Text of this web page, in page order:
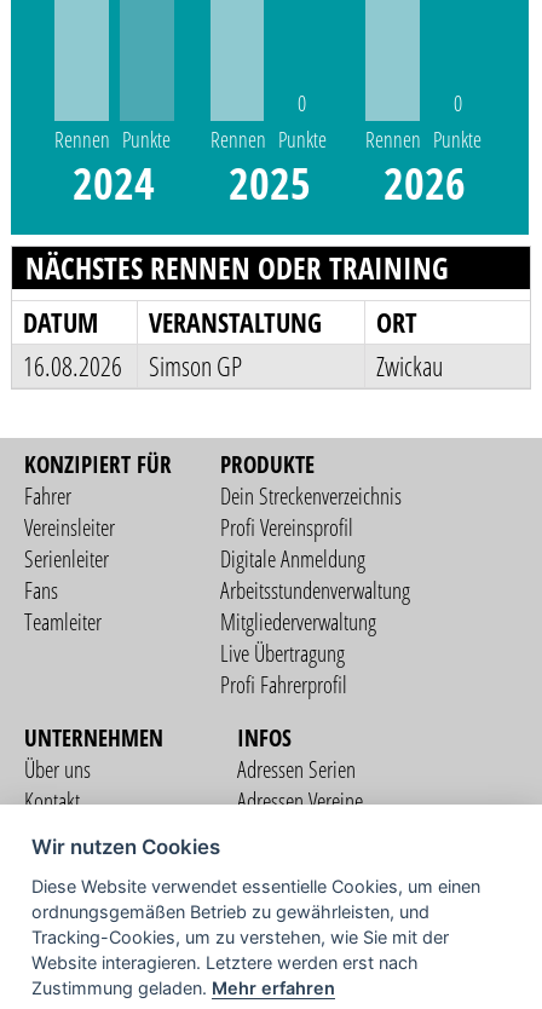
Rennen Punkte
2024
Rennen
0
Punkte
2025
Rennen
0
Punkte
2026
NÄCHSTES RENNEN ODER TRAINING
DATUM VERANSTALTUNG
ORT
16.08.2026
Simson GP Zwickau
KONZIPIERT FÜR
Fahrer
Vereinsleiter
Serienleiter
Fans
Teamleiter
PRODUKTE
Dein Streckenverzeichnis
Profi Vereinsprofil
Digitale Anmeldung
Arbeitsstundenverwaltung
Mitgliederverwaltung
Live Übertragung
Profi Fahrerprofil
UNTERNEHMEN
Über uns
Kontakt
Nutzungsbedingungen
Datenschutzerklärung
Impressum
INFOS
Adressen Serien
Adressen Vereine
COMMUNITY
Wir nutzen Cookies
Diese Website verwendet essentielle Cookies, um einen
ordnungsgemäßen Betrieb zu gewährleisten, und
Tracking-Cookies, um zu verstehen, wie Sie mit der
Website interagieren. Letztere werden erst nach
Zustimmung geladen. Mehr erfahren